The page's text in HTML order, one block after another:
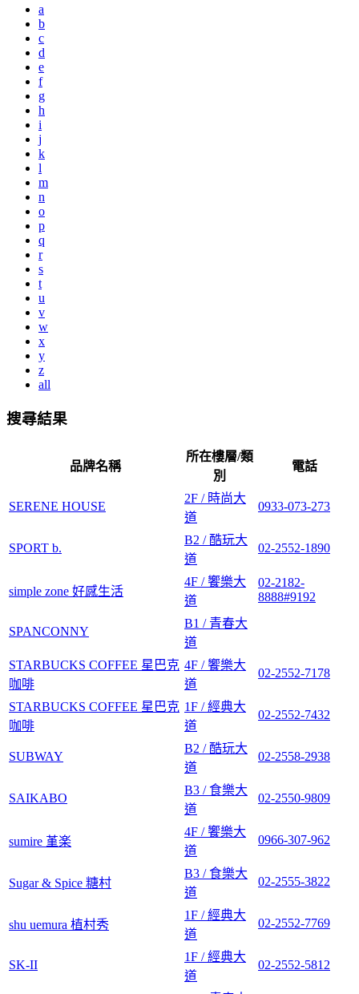
a
b
c
d
e
f
g
h
i
j
k
l
m
n
o
p
q
r
s
t
u
v
w
x
y
z
all
搜尋結果
品牌名稱
所在樓層/類
別
電話
SERENE HOUSE
2F / 時尚大
道
0933-073-273
SPORT b.
B2 / 酷玩大
道
02-2552-1890
simple zone 好感生活
4F / 饗樂大
道
02-2182-
8888#9192
SPANCONNY
B1 / 青春大
道
STARBUCKS COFFEE 星巴克
咖啡
4F / 饗樂大
道
02-2552-7178
STARBUCKS COFFEE 星巴克
咖啡
1F / 經典大
道
02-2552-7432
SUBWAY
B2 / 酷玩大
道
02-2558-2938
SAIKABO
B3 / 食樂大
道
02-2550-9809
sumire 堇楽
4F / 饗樂大
道
0966-307-962
Sugar & Spice 糖村
B3 / 食樂大
道
02-2555-3822
shu uemura 植村秀
1F / 經典大
道
02-2552-7769
SK-II
1F / 經典大
道
02-2552-5812